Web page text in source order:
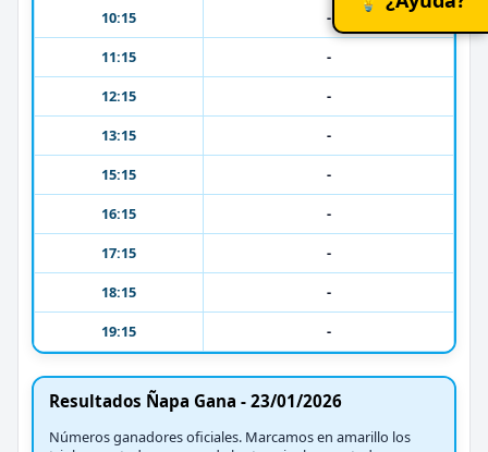
10:15
-
11:15
-
12:15
-
13:15
-
15:15
-
16:15
-
17:15
-
18:15
-
19:15
-
Resultados Ñapa Gana - 23/01/2026
Números ganadores oficiales. Marcamos en amarillo los